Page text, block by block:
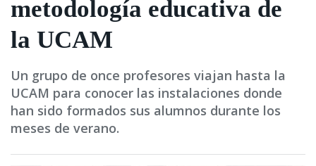
metodología educativa de
la UCAM
Un grupo de once profesores viajan hasta la
UCAM para conocer las instalaciones donde
han sido formados sus alumnos durante los
meses de verano.